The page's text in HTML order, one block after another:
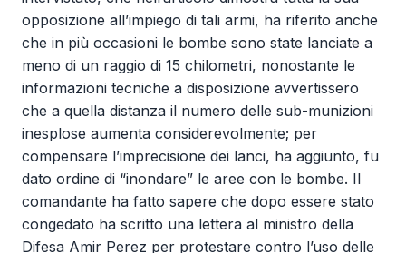
opposizione all’impiego di tali armi, ha riferito anche
che in più occasioni le bombe sono state lanciate a
meno di un raggio di 15 chilometri, nonostante le
informazioni tecniche a disposizione avvertissero
che a quella distanza il numero delle sub-munizioni
inesplose aumenta considerevolmente; per
compensare l’imprecisione dei lanci, ha aggiunto, fu
dato ordine di “inondare” le aree con le bombe. Il
comandante ha fatto sapere che dopo essere stato
congedato ha scritto una lettera al ministro della
Difesa Amir Perez per protestare contro l’uso delle